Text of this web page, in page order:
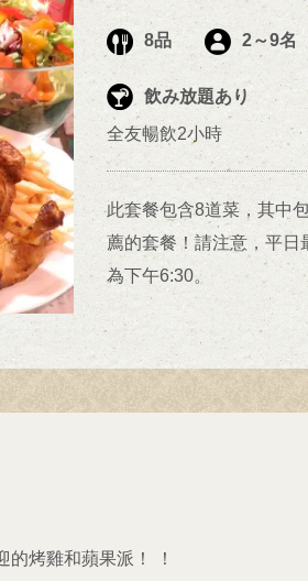
8品 2～9名
飲み放題あり
全友暢飲2小時
此套餐包含8道菜，其中
薦的套餐！請注意，平日
為下午6:30。
烤雞和蘋果派！ ！